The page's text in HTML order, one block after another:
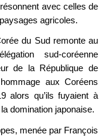
avec celles de
agricoles.
du Sud remonte au
sud-coréenne
de la République de
aux Coréens
alors qu’ils fuyaient à
domination japonaise.
menée par François